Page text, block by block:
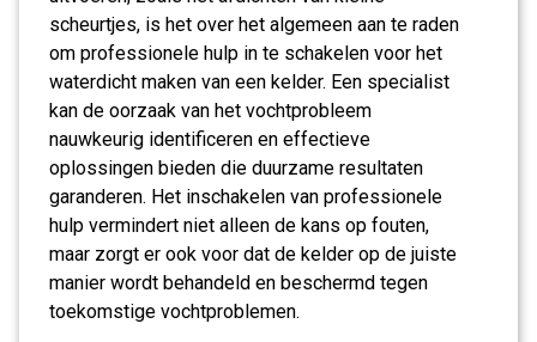
scheurtjes, is het over het algemeen aan te raden
om professionele hulp in te schakelen voor het
waterdicht maken van een kelder. Een specialist
kan de oorzaak van het vochtprobleem
nauwkeurig identificeren en effectieve
oplossingen bieden die duurzame resultaten
garanderen. Het inschakelen van professionele
hulp vermindert niet alleen de kans op fouten,
maar zorgt er ook voor dat de kelder op de juiste
manier wordt behandeld en beschermd tegen
toekomstige vochtproblemen.